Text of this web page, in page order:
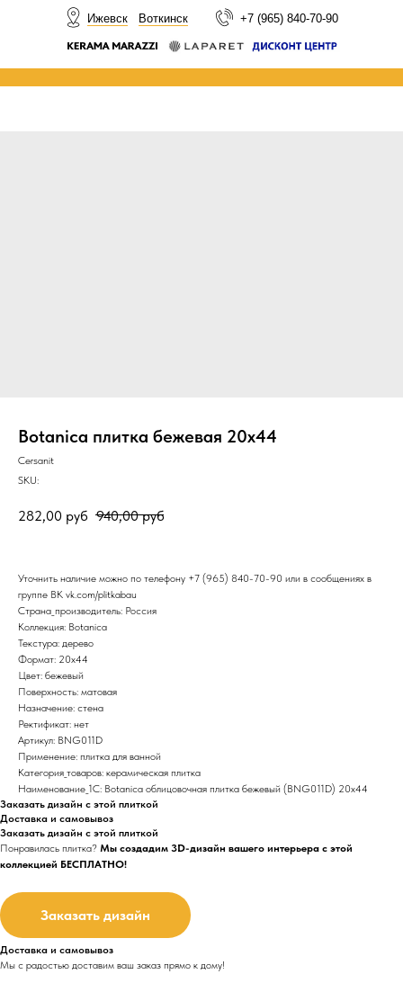
+7 (965) 840-70-90
Ижевск Воткинск
Botanica плитка бежевая 20х44
Cersanit
SKU:
282,00 руб 940,00 руб
Уточнить наличие можно по телефону +7 (965) 840-70-90 или в сообщениях в
группе ВК vk.com/plitkabau
Страна_производитель: Россия
Коллекция: Botanica
Текстура: дерево
Формат: 20x44
Цвет: бежевый
Поверхность: матовая
Назначение: стена
Ректификат: нет
Артикул: BNG011D
Применение: плитка для ванной
Категория_товаров: керамическая плитка
Наименование_1С: Botanica облицовочная плитка бежевый (BNG011D) 20x44
Заказать дизайн с этой плиткой
Доставка и самовывоз
Заказать дизайн с этой плиткой
Понравилась плитка? Мы создадим 3D-дизайн вашего интерьера с этой
коллекцией БЕСПЛАТНО!
Заказать дизайн
Доставка и самовывоз
Мы с радостью доставим ваш заказ прямо к дому!